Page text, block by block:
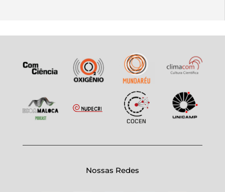
Nossas Redes